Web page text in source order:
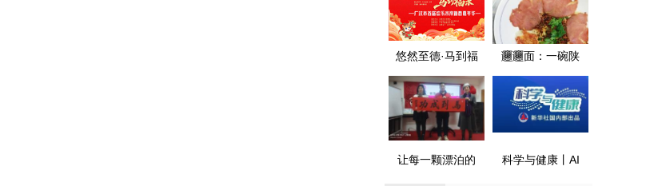
悠然至德·马到福
来 广汉首届欢乐
水岸新春嘉年华
盛大启幕
𰻞𰻞面：一碗陕
味面 融了川陕情
暖了天府胃
让每一颗漂泊的
科学与健康丨AI